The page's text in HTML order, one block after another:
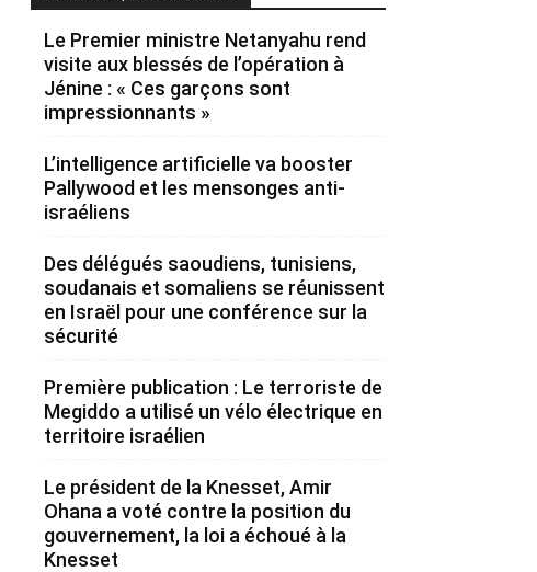
Le Premier ministre Netanyahu rend
visite aux blessés de l’opération à
Jénine : « Ces garçons sont
impressionnants »
L’intelligence artificielle va booster
Pallywood et les mensonges anti-
israéliens
Des délégués saoudiens, tunisiens,
soudanais et somaliens se réunissent
en Israël pour une conférence sur la
sécurité
Première publication : Le terroriste de
Megiddo a utilisé un vélo électrique en
territoire israélien
Le président de la Knesset, Amir
Ohana a voté contre la position du
gouvernement, la loi a échoué à la
Knesset